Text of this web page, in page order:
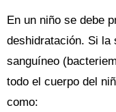
En un niño se debe
deshidratación. Si la
sanguíneo
todo el cuerpo del
como: